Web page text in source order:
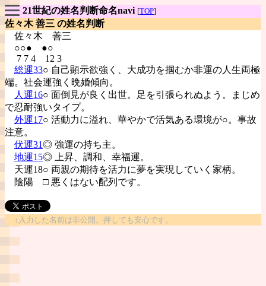
21世紀の姓名判断命名navi [TOP]
佐々木 善三 の姓名判断
佐々木 善三
○○● ●○
7 7 4 12 3
総運33○ 自己顕示欲強く、大成功を掴むか非運の人生両極
端。社会運強く晩婚傾向。
人運16○ 面倒見が良く出世。足を引張られぬよう。まじめ
で忍耐強いタイプ。
外運17○ 活動力に溢れ、華やかで活気ある環境が○。事故
注意。
伏運31◎ 強運の持ち主。
地運15◎ 上昇、調和、幸福運。
天運18○ 両親の期待を活力に夢を実現していく家柄。
陰陽 □ 悪くはない配列です。
↑入力した名前は非公開。押しても安心です。